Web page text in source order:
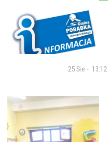
25 Sie - 13:12 |